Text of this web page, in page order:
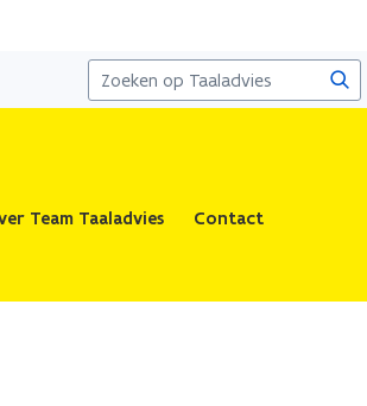
Team Taaladvies Contact